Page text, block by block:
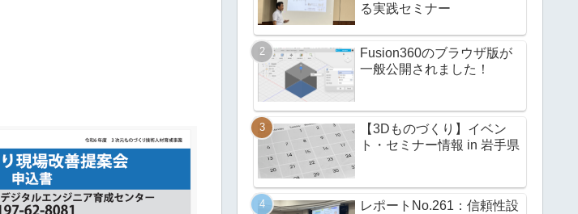
る実践セミナー
Fusion360のブラウザ版が
一般公開されました！
【3Dものづくり】イベン
ト・セミナー情報 in 岩手県
レポートNo.261：信頼性設